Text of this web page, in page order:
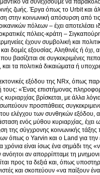
ζωής. Έργα όπως το Urbit και
στην κοινωνική απόσυρση από
πόλεων – έχει αποτελέσει
πόλεις-κράτη –
έχουν συμβολική και
δομές εξουσίας. Αληθινές ή όχι,
βασίζεται σε συγκεκριμένες
και τα πολιτικά δικαιώματα ή
εξόδου της NRx, όπως
τους: «Ένας επιστήμονας
κυριαρχίας βρίσκεται, με άλλα
προσπάθειες
ελέγχου των συνθηκών εξόδου,
ενός μύθου κυριαρχίας, έχει
της σύγχρονης κοινωνικής
όπως ο Yarvin και ο Land για την
χρόνια είναι ίσως ένα σημάδι
ανόητοι αν απορρίπταμε τη
προς τα δεξιά και, όπως
και σκοπεύουν «να παίξουν